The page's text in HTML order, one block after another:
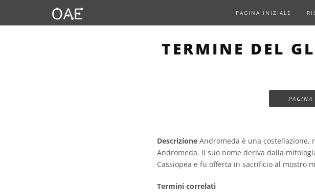
PAGINA INIZIALE
TERMINE DEL
Descrizione Andromeda è una costellazione,
Andromeda. Il suo nome deriva dalla
Cassiopea e fu offerta in sacrificio al mostro
Termini correlati